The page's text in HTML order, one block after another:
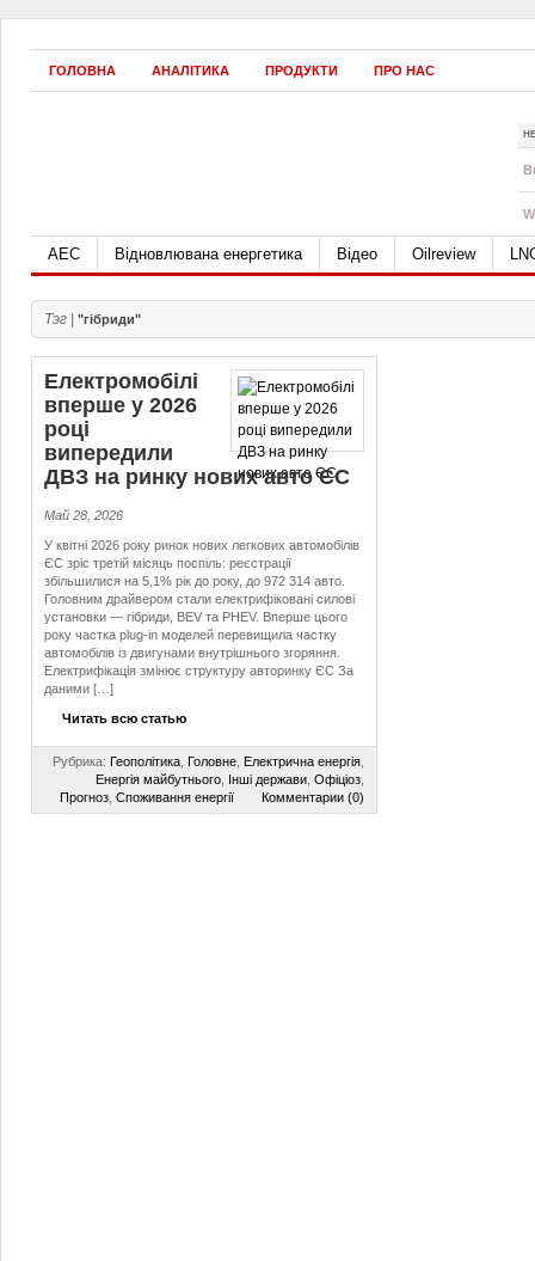
ГОЛОВНА АНАЛІТИКА ПРОДУКТИ ПРО НАС
АЕС Відновлювана енергетика Відео Oilreview
Тэг | "гібриди"
Електромобілі
вперше у 2026
році
випередили
ДВЗ на ринку нових авто ЄС
Май 28, 2026
У квітні 2026 року ринок нових легкових автомобілів
ЄС зріс третій місяць поспіль: реєстрації
збільшилися на 5,1% рік до року, до 972 314 авто.
Головним драйвером стали електрифіковані силові
установки — гібриди, BEV та PHEV. Вперше цього
року частка plug-in моделей перевищила частку
автомобілів із двигунами внутрішнього згоряння.
Електрифікація змінює структуру авторинку ЄС За
даними […]
Читать всю статью
Рубрика: Геополітика Головне Електрична енергія
Енергія майбутнього Інші держави Офіціоз
Прогноз Споживання енергії Комментарии (0)